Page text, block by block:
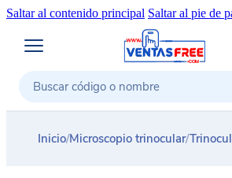
Saltar al contenido principal Saltar al pie de
Buscar
Inicio/Microscopio trinocular/Trinocular Profesional + Zoom